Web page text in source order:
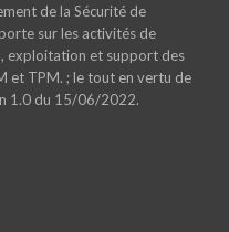
de la Sécurité de
sur les activités de
exploitation et support des
et TPM. ; le tout en vertu de
1.0 du 15/06/2022.